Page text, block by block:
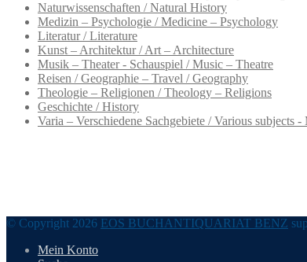
Naturwissenschaften / Natural History
Medizin – Psychologie / Medicine – Psychology
Literatur / Literature
Kunst – Architektur / Art – Architecture
Musik – Theater - Schauspiel / Music – Theatre
Reisen / Geographie – Travel / Geography
Theologie – Religionen / Theology – Religions
Geschichte / History
Varia – Verschiedene Sachgebiete / Various subjects -
© Copyright 2026 EOS BUCHANTIQUARIAT BENZ
Mein Konto